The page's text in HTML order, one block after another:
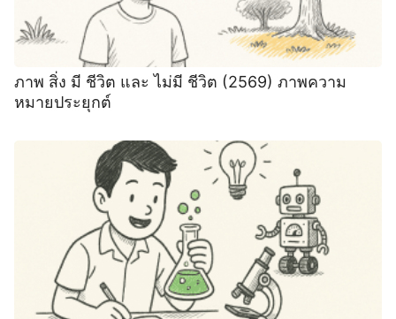
ภาพ สิ่ง มี ชีวิต และ ไม่มี ชีวิต (2569) ภาพความ
หมายประยุกต์